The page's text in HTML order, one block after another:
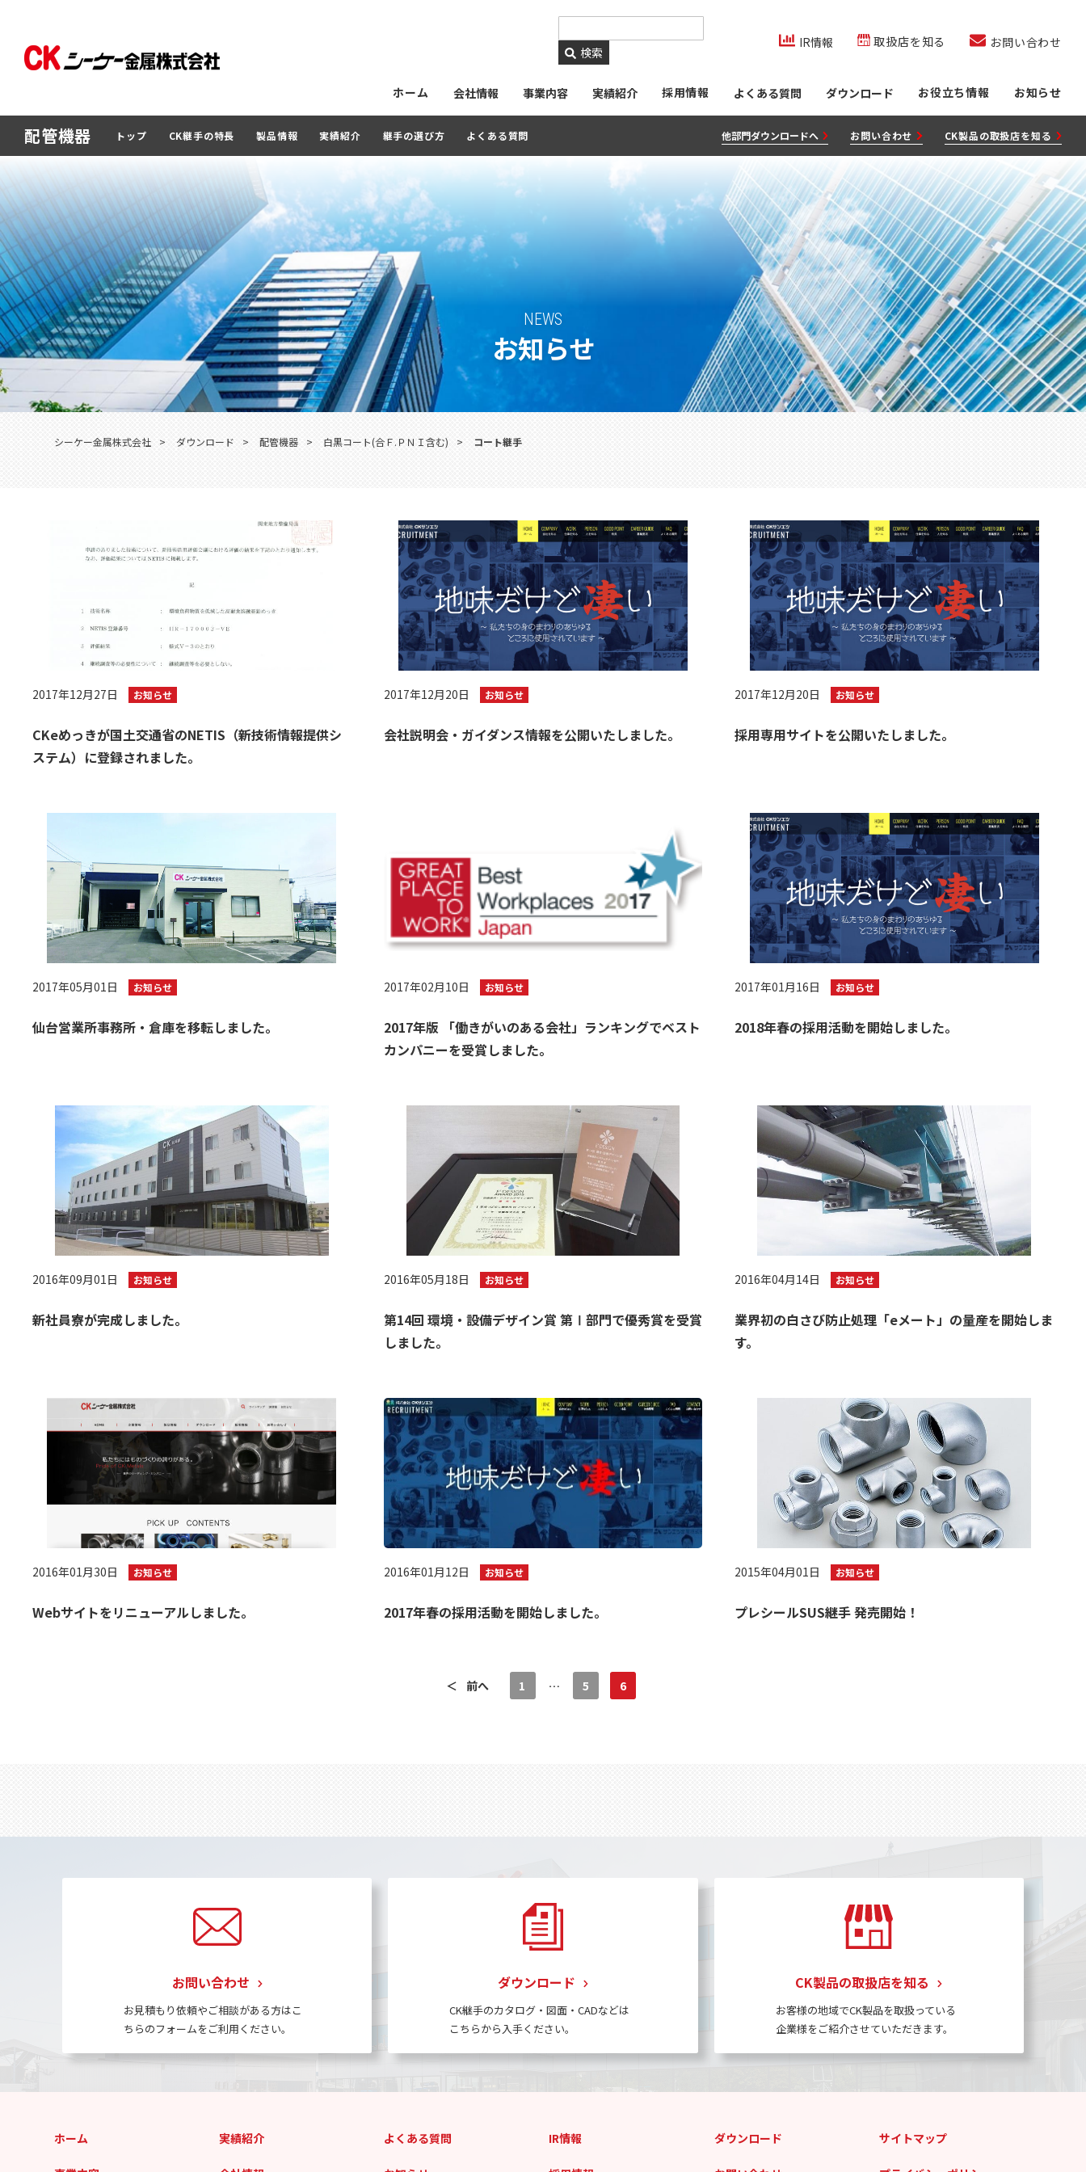
https://www.ckmetals.co.jp/内を検索
検索
IR情報 取扱店を知る お問い合わせ
ホーム 会社情報 事業内容 実績紹介 採用情報 よくある質問 ダウンロード お役立ち情報 お知らせ
配管機器 トップ CK継手の特長 製品情報 実績紹介 継手の選び方 よくある質問 他部門ダウンロードへ お問い合わせ CK製品の取扱店を知る
NEWS
お知らせ
シーケー金属株式会社 > ダウンロード > 配管機器 > 白黒コート(合Ｆ.ＰＮＩ含む) > コート継手
2017年12月27日 お知らせ
CKeめっきが国土交通省のNETIS（新技術情報提供シ
ステム）に登録されました。
2017年12月20日 お知らせ
会社説明会・ガイダンス情報を公開いたしました。
2017年12月20日 お知らせ
採用専用サイトを公開いたしました。
2017年05月01日 お知らせ
仙台営業所事務所・倉庫を移転しました。
2017年02月10日 お知らせ
2017年版 「働きがいのある会社」ランキングでベスト
カンパニーを受賞しました。
2017年01月16日 お知らせ
2018年春の採用活動を開始しました。
2016年09月01日 お知らせ
新社員寮が完成しました。
2016年05月18日 お知らせ
第14回 環境・設備デザイン賞 第Ⅰ部門で優秀賞を受賞
しました。
2016年04月14日 お知らせ
業界初の白さび防止処理「eメート」の量産を開始しま
す。
2016年01月30日 お知らせ
Webサイトをリニューアルしました。
2016年01月12日 お知らせ
2017年春の採用活動を開始しました。
2015年04月01日 お知らせ
プレシールSUS継手 発売開始！
＜ 前へ 1 … 5 6
お問い合わせ
お見積もり依頼やご相談がある方はこ
ちらのフォームをご利用ください。
ダウンロード
CK継手のカタログ・図面・CADなどは
こちらから入手ください。
CK製品の取扱店を知る
お客様の地域でCK製品を取扱っている
企業様をご紹介させていただきます。
ホーム 実績紹介 よくある質問 IR情報 ダウンロード サイトマップ